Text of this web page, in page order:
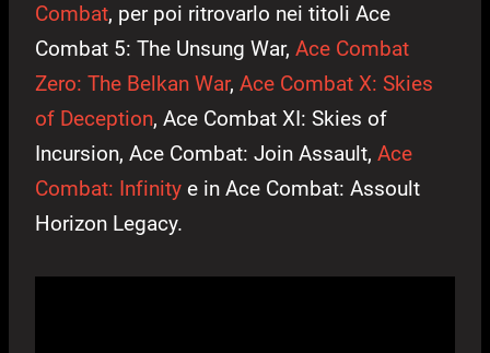
Combat, per poi ritrovarlo nei titoli Ace
Combat 5: The Unsung War, Ace Combat
Zero: The Belkan War, Ace Combat X: Skies
of Deception, Ace Combat XI: Skies of
Incursion, Ace Combat: Join Assault, Ace
Combat: Infinity e in Ace Combat: Assoult
Horizon Legacy.